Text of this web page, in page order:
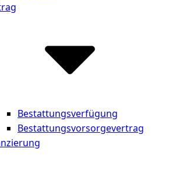
Bestattungsverfügung
Bestattungsvorsorgevertrag